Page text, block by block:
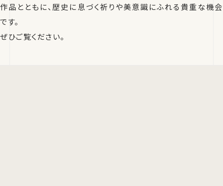
作品とともに、歴史に息づく祈りや美意識にふれる貴重な機会
です。
ぜひご覧ください。